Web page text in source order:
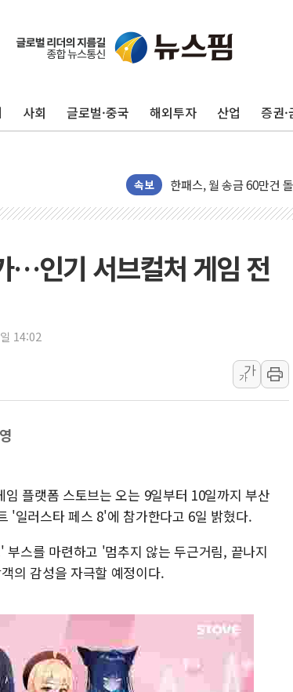
사회 글로벌·중국 해외투자 산업 증권·
속보
한국투자증권, 국내 최초
李대통령 "청소년 SNS
초등학교 앞서 '쾅'…대전
"전월세 대책 없고 집값
배틀그라운드 모바일 월
레드캡투어, 2분기 영업
HD건설기계, 재생에너
부대찌개·보쌈 프랜차
깊이가 다른 글로벌 투
원포유, 그린비파트너
넷마블문화재단, 임직
…인기 서브컬처 게임 전
14:02
가
가
플랫폼 스토브는 오는 9일부터 10일까지 부산
'일러스타 페스 8'에 참가한다고 6일 밝혔다.
스를 마련하고 '멈추지 않는 두근거림, 끝나지
의 감성을 자극할 예정이다.